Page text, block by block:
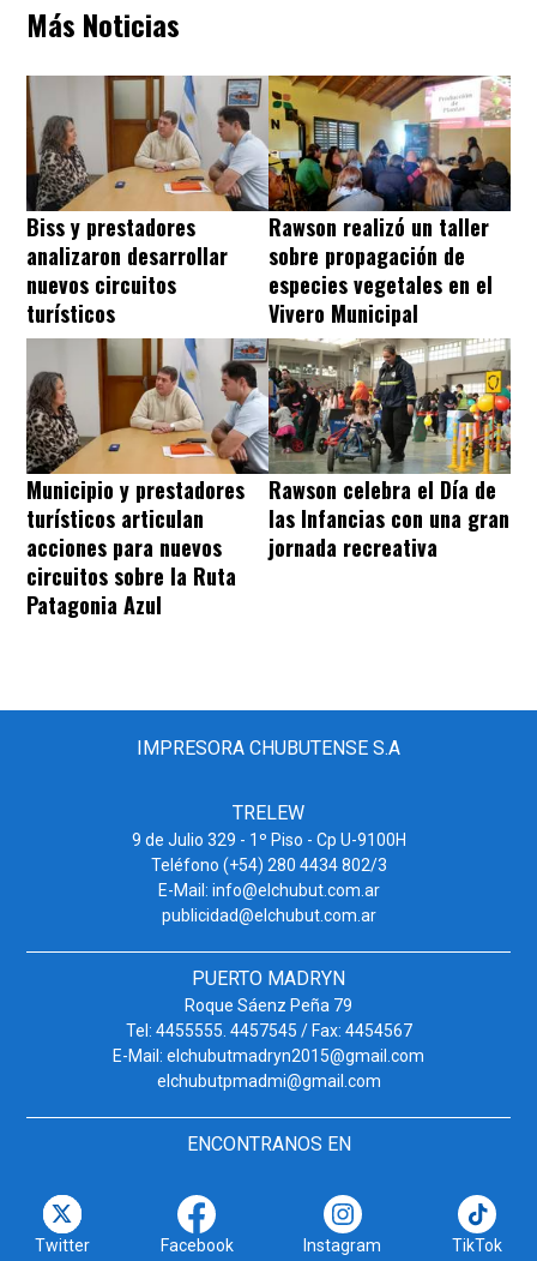
Más Noticias
Biss y prestadores
analizaron desarrollar
nuevos circuitos
turísticos
Rawson realizó un taller
sobre propagación de
especies vegetales en el
Vivero Municipal
Municipio y prestadores
turísticos articulan
acciones para nuevos
circuitos sobre la Ruta
Patagonia Azul
Rawson celebra el Día de
las Infancias con una gran
jornada recreativa
IMPRESORA CHUBUTENSE S.A
TRELEW
9 de Julio 329 - 1º Piso - Cp U-9100H
Teléfono (+54) 280 4434 802/3
E-Mail: info@elchubut.com.ar
publicidad@elchubut.com.ar
PUERTO MADRYN
Roque Sáenz Peña 79
Tel: 4455555. 4457545 / Fax: 4454567
E-Mail: elchubutmadryn2015@gmail.com
elchubutpmadmi@gmail.com
ENCONTRANOS EN
Twitter Facebook Instagram TikTok